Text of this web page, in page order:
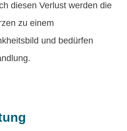
diesen Verlust werden die
zu einem
und bedürfen